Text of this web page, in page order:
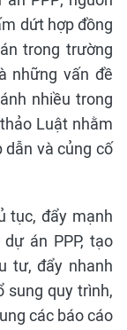
dứt hợp đồng
trong trường
những vấn đề
nhiều trong
Luật nhằm
dẫn và củng cố
tục, đẩy mạnh
án PPP, tạo
tư, đẩy nhanh
sung quy trình,
các báo cáo